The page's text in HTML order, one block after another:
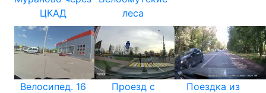
ЦКАД
леса
Велосипед. 16
Проезд с
Поездка из